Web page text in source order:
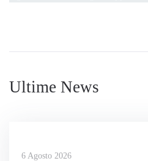
Ultime News
6 Agosto 2026